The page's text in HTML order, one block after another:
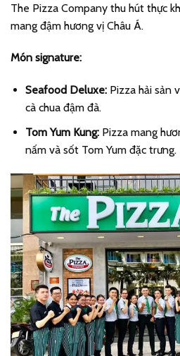
The Pizza Company thu hút thực
mang đậm hương vị Châu Á.
Món signature:
Seafood Deluxe:Pizza hải sản
cà chua đậm đà.
Tom Yum Kung:Pizza mang
nấm và sốt Tom Yum đặc trưng.